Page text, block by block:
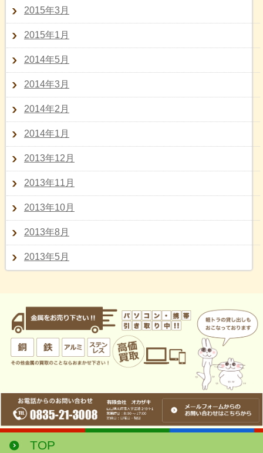
2015年3月
2015年1月
2014年5月
2014年3月
2014年2月
2014年1月
2013年12月
2013年11月
2013年10月
2013年8月
2013年5月
TOP